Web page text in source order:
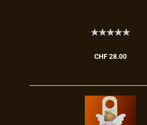
CHF 28.00